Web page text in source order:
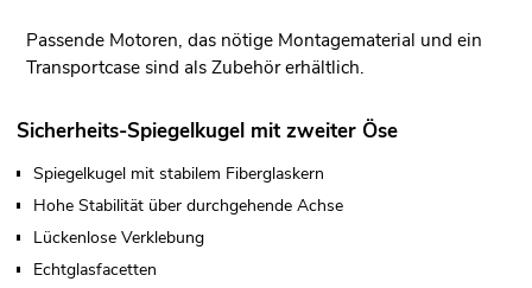
Passende Motoren, das nötige Montagematerial und ein
Transportcase sind als Zubehör erhältlich.
Sicherheits-Spiegelkugel mit zweiter Öse
Spiegelkugel mit stabilem Fiberglaskern
Hohe Stabilität über durchgehende Achse
Lückenlose Verklebung
Echtglasfacetten